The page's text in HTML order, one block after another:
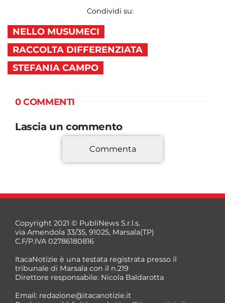
Condividi su:
NELLO MUSUMECI
RACCOLTA DIFFERENZIATA
STEFANIA CAMPO
0 COMMENTI
Lascia un commento
*
Commenta
Copyright 2021 © PubliNews S.r.l.s.
via Amendola 33/35, 91025, Marsala(TP)
C.F/P.IVA 02786180816
ItacaNotizie è una testata registrata presso il
tribunale di Marsala con il n.219
Direttore responsabile: Nicola Baldarotta
Email: redazione@itacanotizie.it